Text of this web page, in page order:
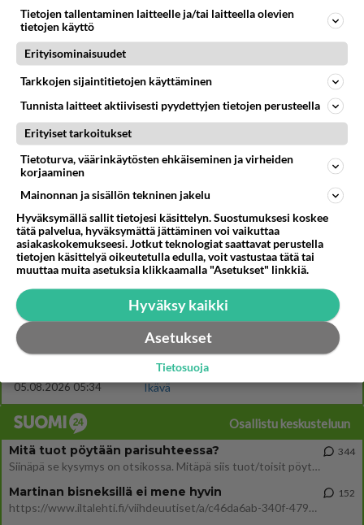
Martinan bisneksillä ei mene hyvin
05.08.2026 05:51
152
Miia Heikkinen avautui !
Olipa hyvä kirjoitus, kiitos. Ongelmat mitkä nostat esille on todellisia ja tämä ylimielisyys totta ja se näkyy kaikessa
04.08.2026 04:27
Judo
59
606
Mitä uskot hänen ajattelevan sinusta?
😇
604
Tiesitkö? Martina Aitolehden isäpuoli on tämä suosittu laulaja
05.08.2026 07:23
Kotimaiset julkkisjuorut
Mitä töitä kaivattusi on tehnyt?
😅
05.08.2026 13:25
Ikävä
552
Voiko meidän välit
05.08.2026 05:34
Ikävä
42
Osallistu keskusteluun
Mitä tuot pöytään parisuhteessa?
Siinäpä se kysymys on otsikossa. Mitäpä siis tuot/toisit pöytään parisuhteessa? Oletko mies vai nainen? Koetko sen mitä
344
Martinan bisneksillä ei mene hyvin
https://www.iltalehti.fi/viihdeuutiset/a/c46da6ab-340f-4790-aaa7-0865eed2336 Yrityksen konkurssihakemus on tullut kärä
152
Tietojen tallentaminen laitteelle ja/tai laitteella olevien
tietojen käyttö
Erityisominaisuudet
Tarkkojen sijaintitietojen käyttäminen
Tunnista laitteet aktiivisesti pyydettyjen tietojen perusteella
Erityiset tarkoitukset
Tietoturva, väärinkäytösten ehkäiseminen ja virheiden
korjaaminen
Mainonnan ja sisällön tekninen jakelu
Hyväksymällä sallit tietojesi käsittelyn. Suostumuksesi koskee
tätä palvelua, hyväksymättä jättäminen voi vaikuttaa
asiakaskokemukseesi. Jotkut teknologiat saattavat perustella
tietojen käsittelyä oikeutetulla edulla, voit vastustaa tätä tai
muuttaa muita asetuksia klikkaamalla "Asetukset" linkkiä.
Hyväksy kaikki
Asetukset
Tietosuoja